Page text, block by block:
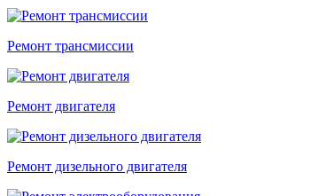
Ремонт трансмиссии
Ремонт двигателя
Ремонт дизельного двигателя